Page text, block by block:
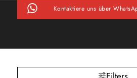
Kontaktiere uns über